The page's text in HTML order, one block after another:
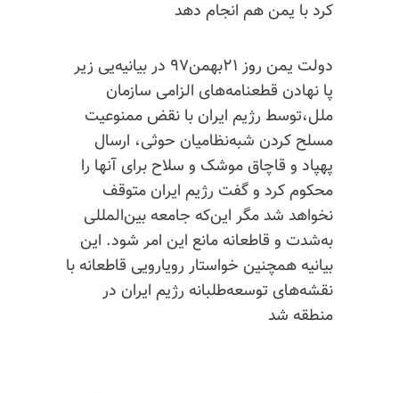
کرد با یمن هم انجام دهد
دولت یمن روز ۲۱بهمن۹۷ در بیانیه‌یی زیر
پا نهادن قطعنامه‌های الزامی سازمان
ملل،توسط رژیم ایران با نقض ممنوعیت
مسلح کردن شبه‌نظامیان حوثی، ارسال
پهپاد و قاچاق موشک و سلاح برای آنها را
محکوم کرد و گفت رژیم ایران متوقف
نخواهد شد مگر این‌که جامعه بین‌المللی
به‌شدت و قاطعانه مانع این امر شود. این
بیانیه همچنین خواستار رویارویی قاطعانه با
نقشه‌های توسعه‌طلبانه رژیم ایران در
منطقه شد